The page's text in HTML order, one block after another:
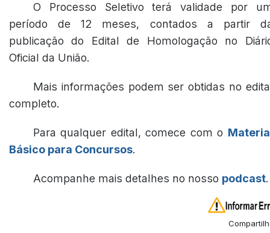
O Processo Seletivo terá validade por
período de 12 meses, contados a partir
publicação do Edital de Homologação no
Oficial da União.
Mais informações podem ser obtidas no
completo.
Para qualquer edital, comece com o
Básico para Concursos.
Acompanhe mais detalhes no nosso podcast.